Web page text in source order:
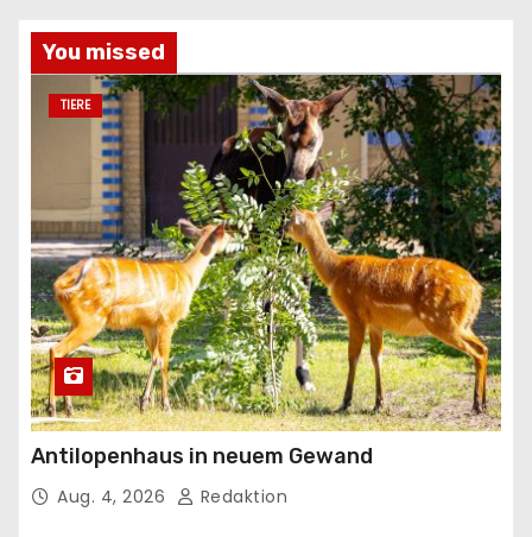
You missed
TIERE
Antilopenhaus in neuem Gewand
Aug. 4, 2026 Redaktion